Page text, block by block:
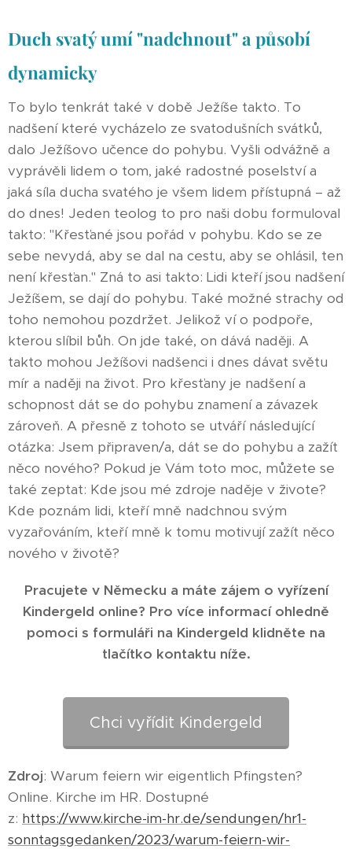
Duch svatý umí "nadchnout" a působí
dynamicky
To bylo tenkrát také v době Ježíše takto. To
nadšení které vycházelo ze svatodušních svátků,
dalo Ježíšovo učence do pohybu. Vyšli odvážně a
vyprávěli lidem o tom, jaké radostné poselství a
jaká síla ducha svatého je všem lidem přístupná – až
do dnes! Jeden teolog to pro naši dobu formuloval
takto: "Křesťané jsou pořád v pohybu. Kdo se ze
sebe nevydá, aby se dal na cestu, aby se ohlásil, ten
není křesťan." Zná to asi takto: Lidi kteří jsou nadšení
Ježíšem, se dají do pohybu. Také možné strachy od
toho nemohou pozdržet. Jelikož ví o podpoře,
kterou slíbil bůh. On jde také, on dává naději. A
takto mohou Ježíšovi nadšenci i dnes dávat světu
mír a naději na život. Pro křesťany je nadšení a
schopnost dát se do pohybu znamení a závazek
zároveň. A přesně z tohoto se utváří následující
otázka: Jsem připraven/a, dát se do pohybu a zažít
něco nového? Pokud je Vám toto moc, můžete se
také zeptat: Kde jsou mé zdroje naděje v živote?
Kde poznám lidi, kteří mně nadchnou svým
vyzařováním, kteří mně k tomu motivují zažít něco
nového v životě?
Pracujete v Německu a máte zájem o vyřízení
Kindergeld online? Pro více informací ohledně
pomoci s formuláři na Kindergeld klidněte na
tlačítko kontaktu níže.
Chci vyřídit Kindergeld
Zdroj: Warum feiern wir eigentlich Pfingsten?
Online. Kirche im HR. Dostupné
z: https://www.kirche-im-hr.de/sendungen/hr1-
sonntagsgedanken/2023/warum-feiern-wir-